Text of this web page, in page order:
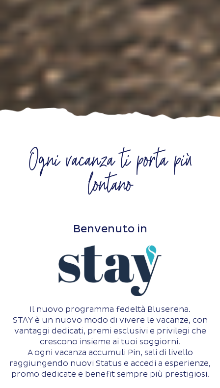
Ogni vacanza ti porta più
lontano
Benvenuto in
Il nuovo programma fedeltà Bluserena.
STAY è un nuovo modo di vivere le vacanze, con
vantaggi dedicati, premi esclusivi e privilegi che
crescono insieme ai tuoi soggiorni.
A ogni vacanza accumuli Pin, sali di livello
raggiungendo nuovi Status e accedi a esperienze,
promo dedicate e benefit sempre più prestigiosi.